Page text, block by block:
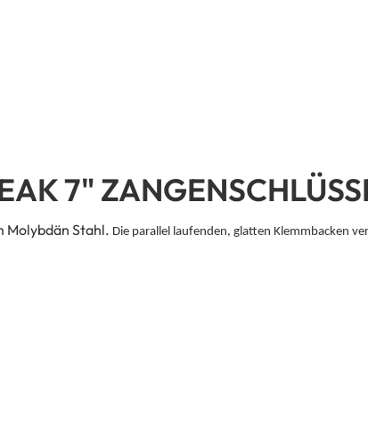
7"
Molybdän Stahl. Die parallel laufenden, glatten Klemmbacken